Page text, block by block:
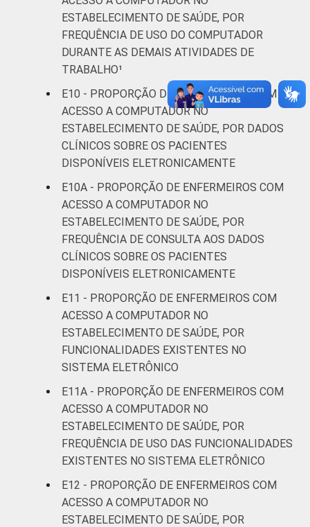
ESTABELECIMENTO DE SAÚDE, POR
FREQUÊNCIA DE USO DO COMPUTADOR
DURANTE AS DEMAIS ATIVIDADES DE
TRABALHO¹
E10 - PROPORÇÃO DE ENFERMEIROS COM
ACESSO A COMPUTADOR NO
ESTABELECIMENTO DE SAÚDE, POR DADOS
CLÍNICOS SOBRE OS PACIENTES
DISPONÍVEIS ELETRONICAMENTE
E10A - PROPORÇÃO DE ENFERMEIROS COM
ACESSO A COMPUTADOR NO
ESTABELECIMENTO DE SAÚDE, POR
FREQUÊNCIA DE CONSULTA AOS DADOS
CLÍNICOS SOBRE OS PACIENTES
DISPONÍVEIS ELETRONICAMENTE
E11 - PROPORÇÃO DE ENFERMEIROS COM
ACESSO A COMPUTADOR NO
ESTABELECIMENTO DE SAÚDE, POR
FUNCIONALIDADES EXISTENTES NO
SISTEMA ELETRÔNICO
E11A - PROPORÇÃO DE ENFERMEIROS COM
ACESSO A COMPUTADOR NO
ESTABELECIMENTO DE SAÚDE, POR
FREQUÊNCIA DE USO DAS FUNCIONALIDADES
EXISTENTES NO SISTEMA ELETRÔNICO
E12 - PROPORÇÃO DE ENFERMEIROS COM
ACESSO A COMPUTADOR NO
ESTABELECIMENTO DE SAÚDE, POR